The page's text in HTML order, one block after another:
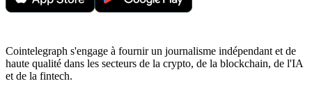
Cointelegraph s'engage à fournir un journalisme indépendant et de
haute qualité dans les secteurs de la crypto, de la blockchain, de l'IA
et de la fintech.